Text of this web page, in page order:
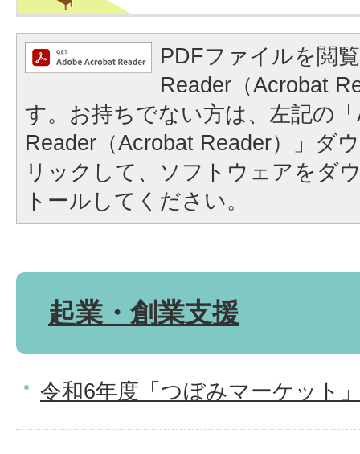
PDFファイルを閲
Reader（Acrobat
す。お持ちでない方は、左記の
Reader（Acrobat Reader）」ダ
リックして、ソフトウェアをダ
トールしてください。
起業・創業支援
令和6年度「つぼみマーケット